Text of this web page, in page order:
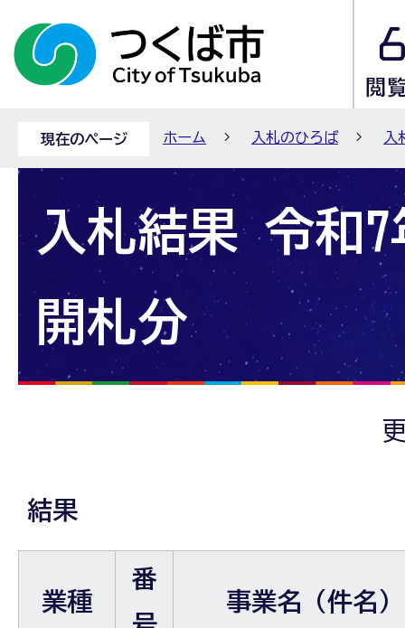
現在のページ ホーム 入札のひろば 入
入札結果 令和7
開札分
結果
業種
番
事業名（件名）